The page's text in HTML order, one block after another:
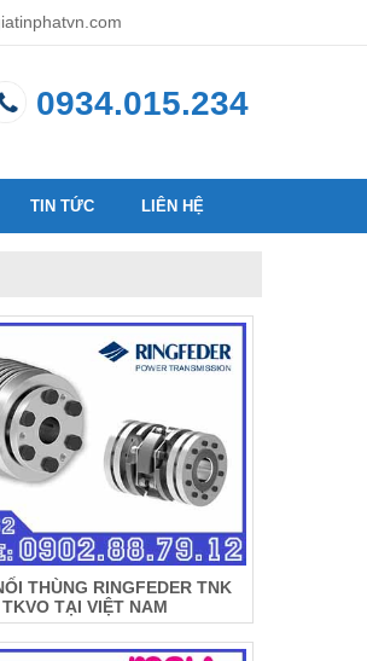
0934.015.234
TIN TỨC LIÊN HỆ
THÙNG RINGFEDER TNK
TKVO TẠI VIỆT NAM